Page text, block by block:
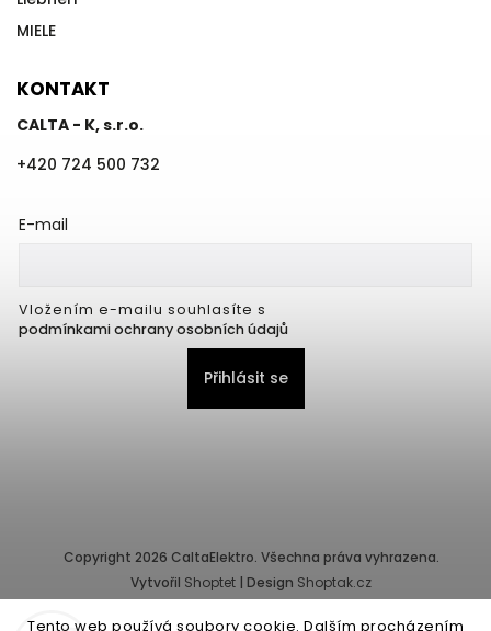
Tento web používá soubory cookie. Dalším procházením
MIELE
KONTAKT
CALTA - K, s.r.o.
+420 724 500 732
E-mail
Vložením e-mailu souhlasíte s
podmínkami ochrany osobních údajů
Přihlásit se
Copyright 2026 CaltaElektro. Všechna práva vyhrazena.
Vytvořil Shoptet | Design Shoptak.cz